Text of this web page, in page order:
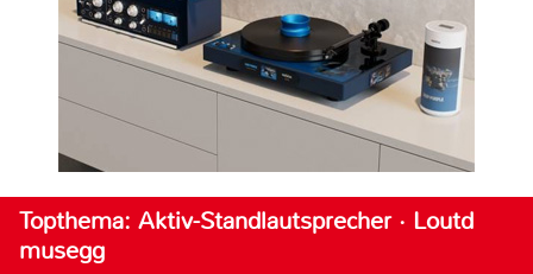
Topthema: Aktiv-Standlautsprecher · Loutd
musegg